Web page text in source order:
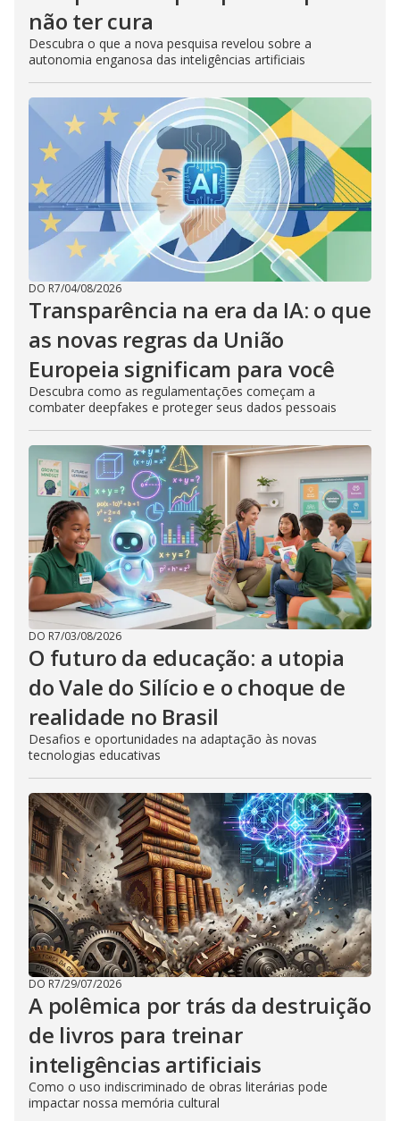
não ter cura
Descubra o que a nova pesquisa revelou sobre a
autonomia enganosa das inteligências artificiais
DO R7/04/08/2026
Transparência na era da IA: o que
as novas regras da União
Europeia significam para você
Descubra como as regulamentações começam a
combater deepfakes e proteger seus dados pessoais
DO R7/03/08/2026
O futuro da educação: a utopia
do Vale do Silício e o choque de
realidade no Brasil
Desafios e oportunidades na adaptação às novas
tecnologias educativas
DO R7/29/07/2026
A polêmica por trás da destruição
de livros para treinar
inteligências artificiais
Como o uso indiscriminado de obras literárias pode
impactar nossa memória cultural